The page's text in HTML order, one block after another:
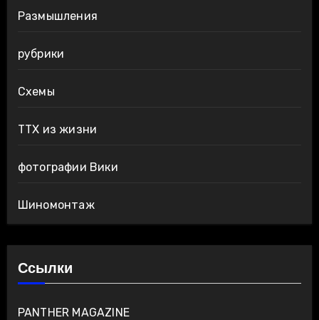
Размышления
рубрики
Схемы
ТТХ из жизни
фотографии Вики
Шиномонтаж
Ссылки
PANTHER MAGAZINE